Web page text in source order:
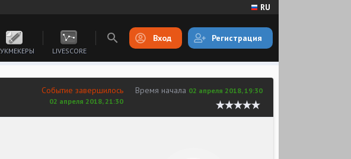
RU
LIVESCORE
Вход Регистрация
Время начала 02 апреля 2018, 19:30
Событие завершилось
02 апреля 2018, 21:30